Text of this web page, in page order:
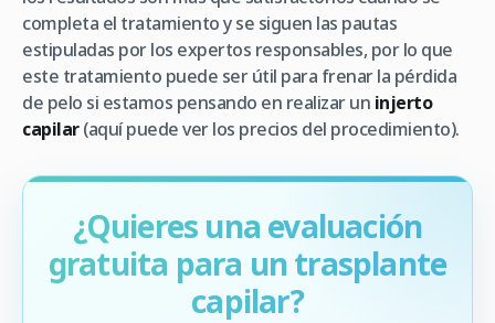
completa el tratamiento y se siguen las pautas
estipuladas por los expertos responsables, por lo que
este tratamiento puede ser útil para frenar la pérdida
de pelo si estamos pensando en realizar un injerto
capilar(aquí puede ver los precios del procedimiento).
¿Quieres una evaluación
gratuita para un trasplante
capilar?